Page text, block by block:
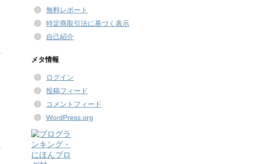
無料レポート
特定商取引法に基づく表示
自己紹介
メタ情報
ログイン
投稿フィード
コメントフィード
WordPress.org